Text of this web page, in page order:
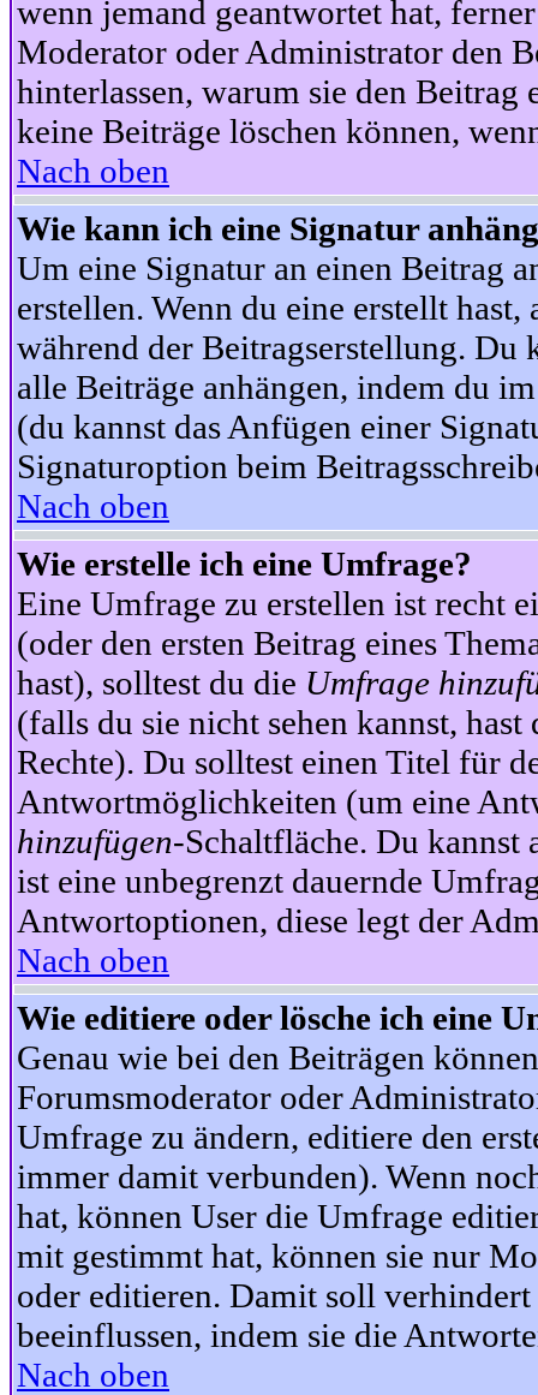
wenn jemand geantwortet hat,
Moderator oder Administrator den
hinterlassen, warum sie den Beitrag
keine Beiträge löschen können,
Nach oben
Wie kann ich eine Signatur
Um eine Signatur an einen Beitrag
erstellen. Wenn du eine erstellt
während der Beitragserstellung. Du
alle Beiträge anhängen, indem du
(du kannst das Anfügen einer
Signaturoption beim
Nach oben
Wie erstelle ich eine Umfrage?
Eine Umfrage zu erstellen ist recht
(oder den ersten Beitrag eines
hast), solltest du die Umfrage
(falls du sie nicht sehen kannst,
Rechte). Du solltest einen Titel für
Antwortmöglichkeiten (um eine
hinzufügen-Schaltfläche. Du
ist eine unbegrenzt dauernde
Antwortoptionen, diese legt der
Nach oben
Wie editiere oder lösche ich eine
Genau wie bei den Beiträgen
Forumsmoderator oder
Umfrage zu ändern, editiere den
immer damit verbunden). Wenn
hat, können User die Umfrage
mit gestimmt hat, können sie nur
oder editieren. Damit soll
beeinflussen, indem sie die
Nach oben